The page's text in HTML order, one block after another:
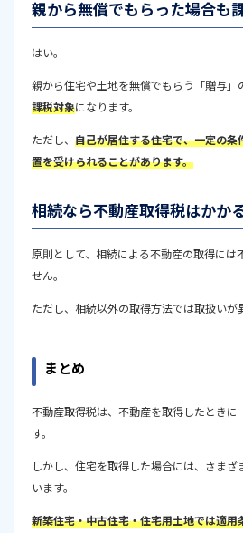
親から無償でもらった場合も
はい。
親から住宅や土地を無償でもらう「贈与」
課税対象になります。
ただし、 自己が居住する住宅で、一定の条
置を受けられることがあります。
相続なら不動産取得税はかか
原則として、相続による不動産の取得には
せん。
ただし、相続以外の取得方法では取扱いが
まとめ
不動産取得税は、不動産を取得したときに
す。
しかし、住宅を取得した場合には、さま
います。
新築住宅・中古住宅・住宅用土地では適用